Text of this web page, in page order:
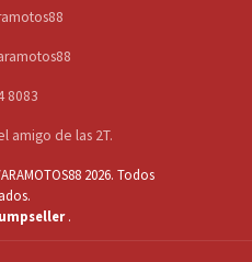
8083
amigo de las 2T.
2026. Todos
.